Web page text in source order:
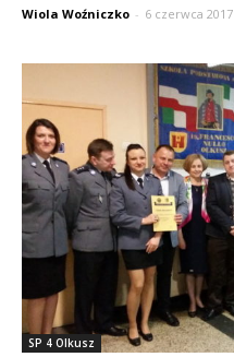
Wiola Woźniczko - 6 czerwca 2017
SP 4 Olkusz